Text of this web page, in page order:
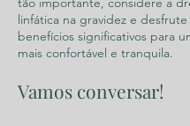
linfática na gravidez e
benefícios significativos para
mais confortável e tranquila.
Vamos conversar!